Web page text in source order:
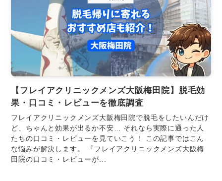
【フレイアクリニックメンズ大阪梅田院】脱毛効
果・口コミ・レビューを徹底調査
フレイアクリニックメンズ大阪梅田院で脱毛をしたいんだけ
ど、ちゃんと効果が出るか不安… それなら実際に通った人
たちの口コミ・レビューを見ていこう！ この記事ではこん
な悩みが解決します。 『フレイアクリニックメンズ大阪梅
田院の口コミ・レビューが...